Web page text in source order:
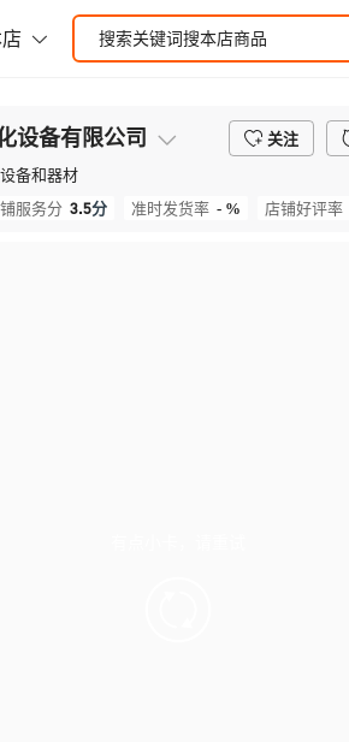
设备有限公司
关注
备和器材
服务分 3.5分 准时发货率 - % 店铺好评率